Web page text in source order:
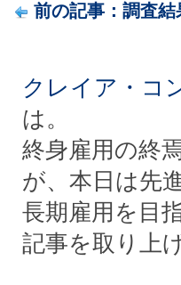
前の記事：調査
クレイア・コ
は。
終身雇用の終
が、本日は先
長期雇用を目
記事を取り上